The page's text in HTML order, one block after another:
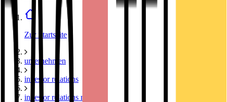
Zur Startseite
unternehmen
investor relations
investor relations news